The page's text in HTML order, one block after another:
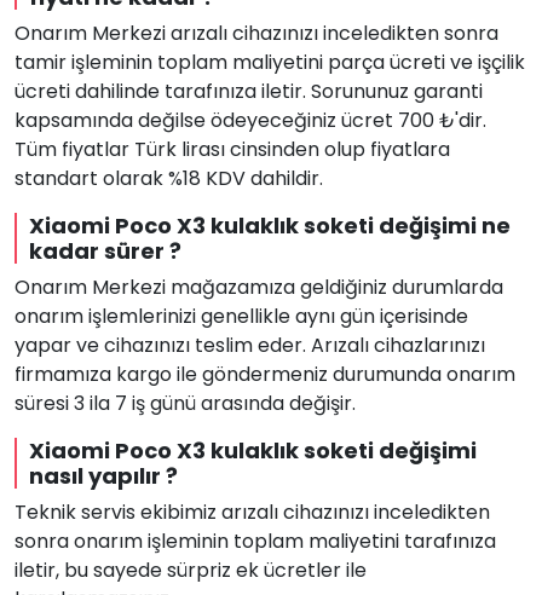
Onarım Merkezi arızalı cihazınızı inceledikten sonra
tamir işleminin toplam maliyetini parça ücreti ve işçilik
ücreti dahilinde tarafınıza iletir. Sorununuz garanti
kapsamında değilse ödeyeceğiniz ücret 700 ₺'dir.
Tüm fiyatlar Türk lirası cinsinden olup fiyatlara
standart olarak %18 KDV dahildir.
Xiaomi Poco X3 kulaklık soketi değişimi ne
kadar sürer ?
Onarım Merkezi mağazamıza geldiğiniz durumlarda
onarım işlemlerinizi genellikle aynı gün içerisinde
yapar ve cihazınızı teslim eder. Arızalı cihazlarınızı
firmamıza kargo ile göndermeniz durumunda onarım
süresi 3 ila 7 iş günü arasında değişir.
Xiaomi Poco X3 kulaklık soketi değişimi
nasıl yapılır ?
Teknik servis ekibimiz arızalı cihazınızı inceledikten
sonra onarım işleminin toplam maliyetini tarafınıza
iletir, bu sayede sürpriz ek ücretler ile